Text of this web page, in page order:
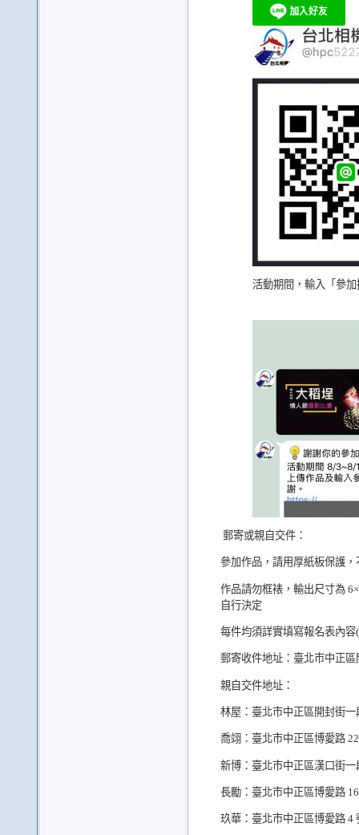
活動期間，輸入「參
郵寄或親自交件：
參加作品，請用厚紙板保護
作品請勿框裱，輸出尺寸為
自行決定
每件均須詳實填寫報名表內容(
郵寄收件地址： 臺北市中正
親自交件地址：
林屋： 臺北市中正區開封街一
喬翊： 臺北市中正區博愛路
新博： 臺北市中正區漢口街一
長勵： 臺北市中正區博愛路
玖華： 臺北市中正區博愛路 4